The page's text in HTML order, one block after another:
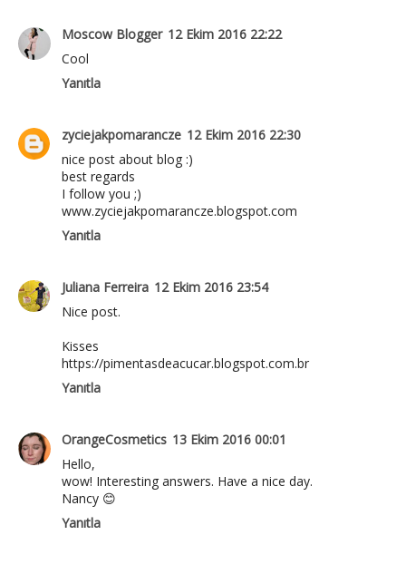
Moscow Blogger 12 Ekim 2016 22:22
Cool
Yanıtla
zyciejakpomarancze 12 Ekim 2016 22:30
nice post about blog :)
best regards
I follow you ;)
www.zyciejakpomarancze.blogspot.com
Yanıtla
Juliana Ferreira 12 Ekim 2016 23:54
Nice post.
Kisses
https://pimentasdeacucar.blogspot.com.br
Yanıtla
OrangeCosmetics 13 Ekim 2016 00:01
Hello,
wow! Interesting answers. Have a nice day.
Nancy 😊
Yanıtla